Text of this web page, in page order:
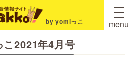
by yomiっこ menu
2021年4月号